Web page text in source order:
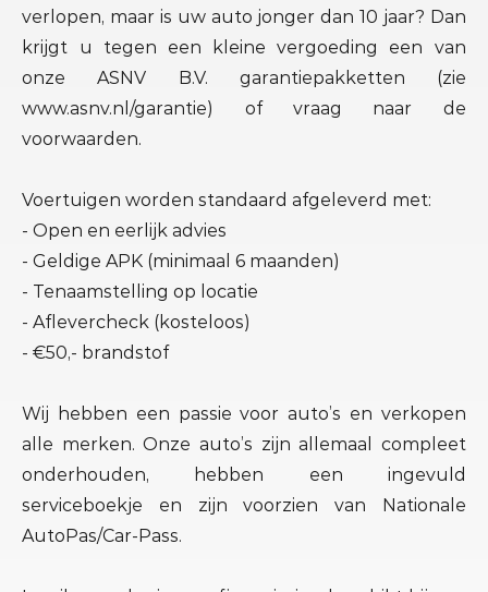
verlopen, maar is uw auto jonger dan 10 jaar? Dan
krijgt u tegen een kleine vergoeding een van
onze ASNV B.V. garantiepakketten (zie
www.asnv.nl/garantie) of vraag naar de
voorwaarden.
Voertuigen worden standaard afgeleverd met:
- Open en eerlijk advies
- Geldige APK (minimaal 6 maanden)
- Tenaamstelling op locatie
- Aflevercheck (kosteloos)
- €50,- brandstof
Wij hebben een passie voor auto’s en verkopen
alle merken. Onze auto’s zijn allemaal compleet
onderhouden, hebben een ingevuld
serviceboekje en zijn voorzien van Nationale
AutoPas/Car-Pass.